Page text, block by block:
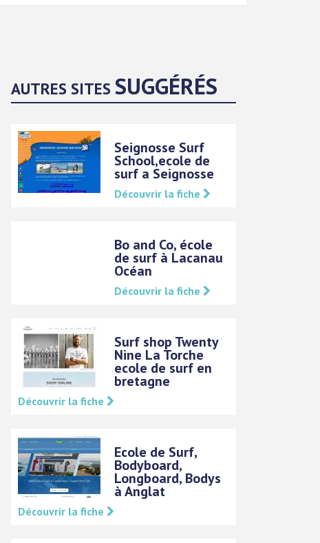
AUTRES SITESSUGGÉRÉS
Seignosse Surf
School,ecole de
surf a Seignosse
Découvrir la fiche
Bo and Co, école
de surf à Lacanau
Océan
Découvrir la fiche
Surf shop Twenty
Nine La Torche
ecole de surf en
bretagne
Découvrir la fiche
Ecole de Surf,
Bodyboard,
Longboard, Bodys
à Anglat
Découvrir la fiche